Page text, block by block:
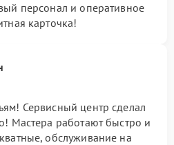
персонал и оперативное
карточка!
Сервисный центр сделал
Мастера работают быстро и
обслуживание на